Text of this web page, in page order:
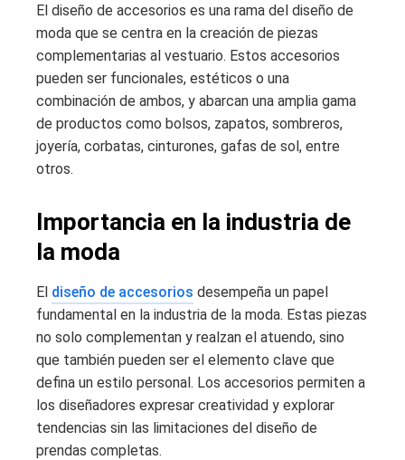
El diseño de accesorios es una rama del diseño de
moda que se centra en la creación de piezas
complementarias al vestuario. Estos accesorios
pueden ser funcionales, estéticos o una
combinación de ambos, y abarcan una amplia gama
de productos como bolsos, zapatos, sombreros,
joyería, corbatas, cinturones, gafas de sol, entre
otros.
Importancia en la industria de
la moda
El diseño de accesorios desempeña un papel
fundamental en la industria de la moda. Estas piezas
no solo complementan y realzan el atuendo, sino
que también pueden ser el elemento clave que
defina un estilo personal. Los accesorios permiten a
los diseñadores expresar creatividad y explorar
tendencias sin las limitaciones del diseño de
prendas completas.